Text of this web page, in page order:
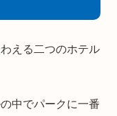
える二つのホテル
中でパークに一番